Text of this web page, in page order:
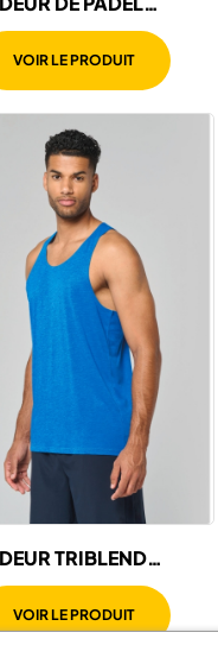
FEMME
VOIR LE PRODUIT
TRIBLEND
VOIR LE PRODUIT